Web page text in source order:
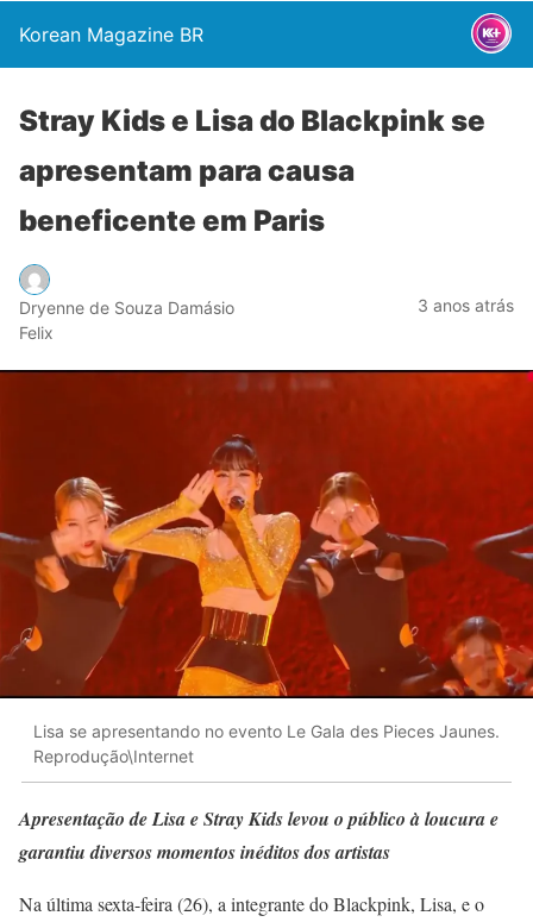
Korean Magazine BR
Stray Kids e Lisa do Blackpink se
apresentam para causa
beneficente em Paris
Dryenne de Souza Damásio
Felix
3 anos atrás
Lisa se apresentando no evento Le Gala des Pieces Jaunes.
Reprodução\Internet
Apresentação de Lisa e Stray Kids levou o público à loucura e
garantiu diversos momentos inéditos dos artistas
Na última sexta-feira (26), a integrante do Blackpink, Lisa, e o